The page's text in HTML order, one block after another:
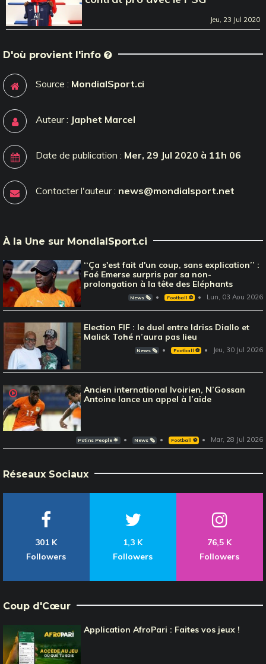
Jeu, 23 Jul 2020
D'où provient l'info
Source : MondialSport.ci
Auteur : Japhet Marcel
Date de publication : Mer, 29 Jul 2020 à 11h 06
Contacter l'auteur : news@mondialsport.net
À la Une sur MondialSport.ci
‘‘Ça s'est fait d'un coup, sans explication’’ :
Faé Emerse surpris par sa non-
prolongation à la tête des Eléphants
News 🗞️ Football ⚽️ Lun, 03 Aou 2026
Election FIF : le duel entre Idriss Diallo et
Malick Tohé n’aura pas lieu
News 🗞️ Football ⚽️ Jeu, 30 Jul 2026
Ancien international Ivoirien, N’Gossan
Antoine lance un appel à l’aide
Potins People 🌟 News 🗞️ Football ⚽️ Mar, 28 Jul 2026
Réseaux Sociaux
301 K
Followers
1,3 K
Followers
76,5 K
Followers
Coup d'Cœur
Application AfroPari : Faites vos jeux !